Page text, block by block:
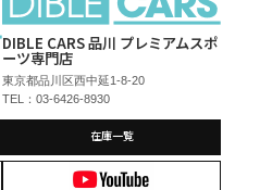
DIBLE CARS 品川 プレミアムスポ
ーツ専門店
東京都品川区西中延1-8-20
TEL：03-6426-8930
在庫一覧